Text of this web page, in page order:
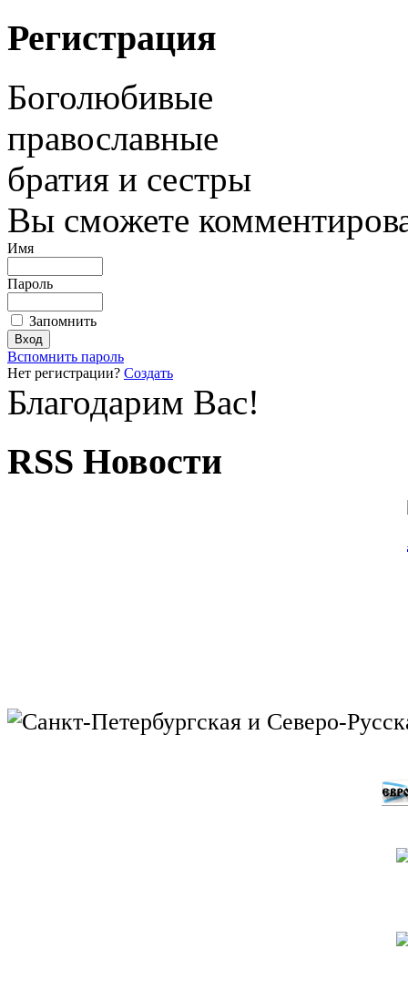
Регистрация
Боголюбивые
православные
братия и сестры
Вы сможете
Имя
Пароль
Запомнить
Вспомнить пароль
Нет регистрации? Создать
Благодарим Вас!
RSS Новости